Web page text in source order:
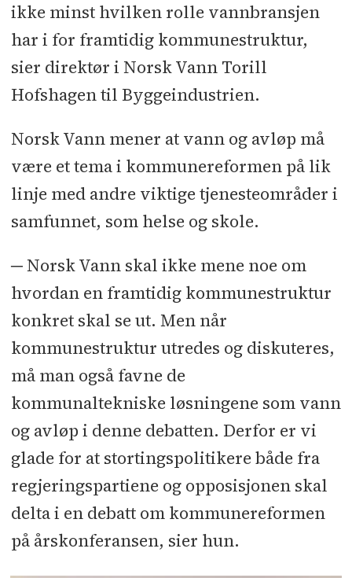
ikke minst hvilken rolle vannbransjen
har i for framtidig kommunestruktur,
sier direktør i Norsk Vann Torill
Hofshagen til Byggeindustrien.
Norsk Vann mener at vann og avløp må
være et tema i kommunereformen på lik
linje med andre viktige tjenesteområder i
samfunnet, som helse og skole.
─ Norsk Vann skal ikke mene noe om
hvordan en framtidig kommunestruktur
konkret skal se ut. Men når
kommunestruktur utredes og diskuteres,
må man også favne de
kommunaltekniske løsningene som vann
og avløp i denne debatten. Derfor er vi
glade for at stortingspolitikere både fra
regjeringspartiene og opposisjonen skal
delta i en debatt om kommunereformen
på årskonferansen, sier hun.